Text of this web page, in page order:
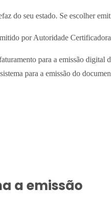
do seu estado. Se escolher
por Autoridade
para a emissão
para a emissão do
a emissão